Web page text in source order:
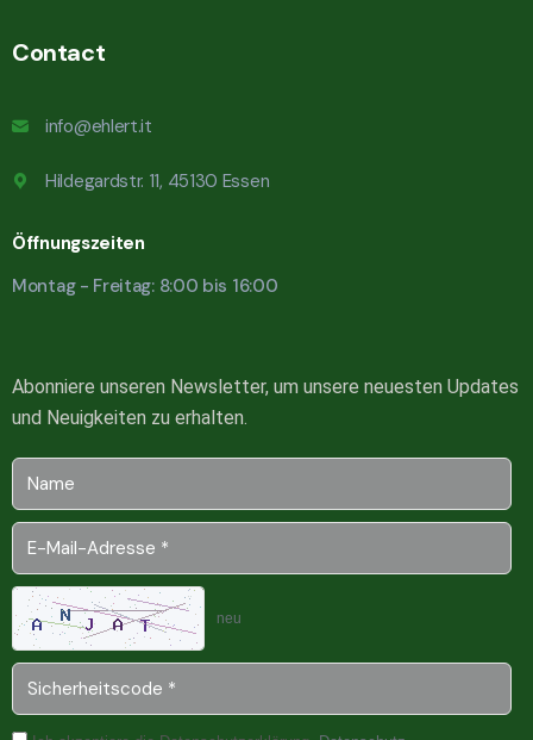
Contact
info@ehlert.it
Hildegardstr. 11, 45130 Essen
Öffnungszeiten
Montag - Freitag: 8:00 bis 16:00
Abonniere unseren Newsletter, um unsere neuesten Updates
und Neuigkeiten zu erhalten.
neu